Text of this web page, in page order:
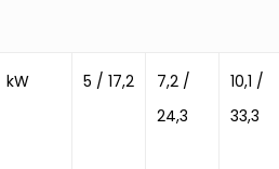
kW 5 / 17,2
7,2 /
24,3
10,1 /
33,3